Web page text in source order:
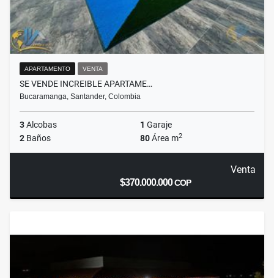
APARTAMENTO VENTA
SE VENDE INCREIBLE APARTAME…
Bucaramanga, Santander, Colombia
3Alcobas 1 Garaje
2 Baños 80Área m2
Venta
$370.000.000COP